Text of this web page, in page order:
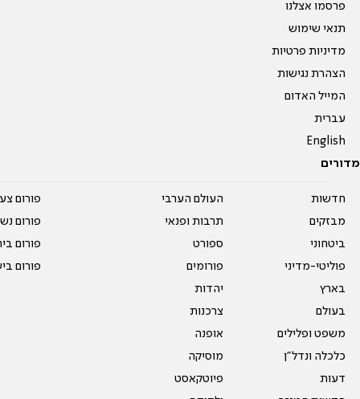
פרסמו אצלנו
תנאי שימוש
מדיניות פרטיות
הצהרת נגישות
המייל האדום
עברית
English
מדורים
חדשות
מבזקים
ביטחוני
פוליטי-מדיני
בארץ
בעולם
משפט ופלילים
כלכלה ונדל"ן
דעות
העולם הערבי
תרבות ופנאי
ספורט
פורומים
יהדות
צרכנות
אופנה
מוסיקה
פיוטקאסט
פורום
פורום
פורום
פורום